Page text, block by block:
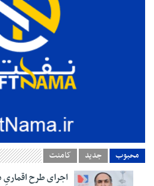
محبوب جدید کامنت
اجرای طرح اقماریِ